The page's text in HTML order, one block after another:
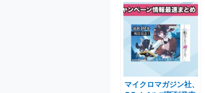
マイクロマガジン社、